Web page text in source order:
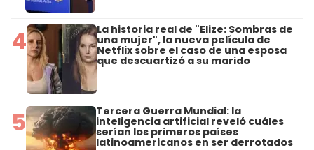
4 La historia real de "Elize: Sombras de
una mujer", la nueva película de
Netflix sobre el caso de una esposa
que descuartizó a su marido
5 Tercera Guerra Mundial: la
inteligencia artificial reveló cuáles
serían los primeros países
latinoamericanos en ser derrotados